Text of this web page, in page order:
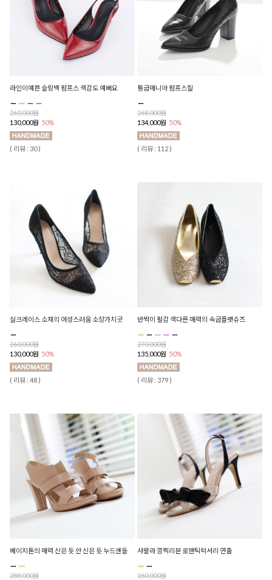
라인이예쁜 슬링백 펌프스 색감도 예뻐요
260,000원
130,000원 50%
( 리뷰 : 30 )
통굽매니아 펌프스힐
268,000원
134,000원 50%
( 리뷰 : 112 )
실크레이스 소재의 여성스러움 소장가치굿
260,000원
130,000원 50%
( 리뷰 : 48 )
반짝이 펄감 색다른 매력의 속굽플랫슈즈
270,000원
135,000원 50%
( 리뷰 : 379 )
베이지톤의 매력 신은 듯 안 신은 듯 누드샌들
288,000원
샤랄라 깜찍리본 로맨틱럭셔리 연출
260,000원